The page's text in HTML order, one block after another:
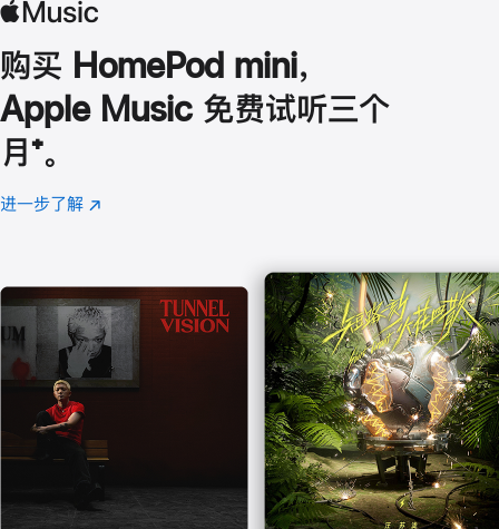
购买 HomePod mini，
Apple Music 免费试听三个
月 脚
注
⁺。
进一步了解 Apple
(在
口
中
打
开)